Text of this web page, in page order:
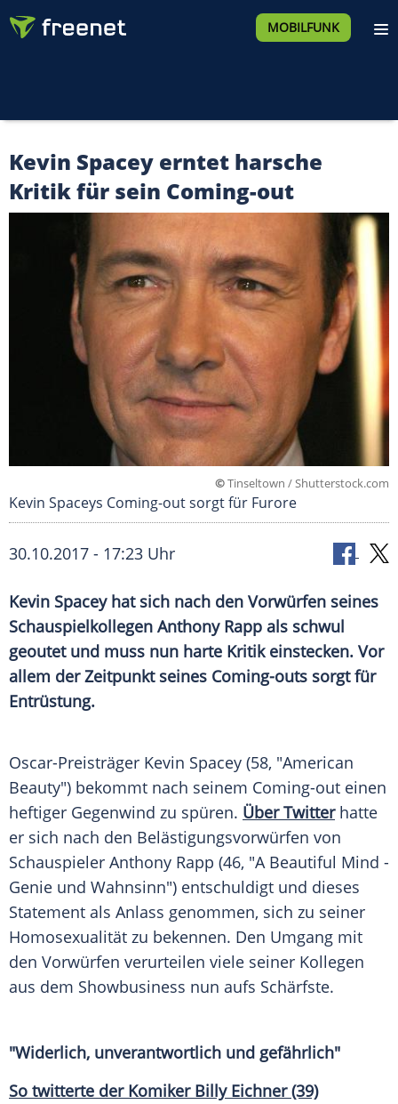
MOBILFUNK
Kevin Spacey erntet harsche
Kritik für sein Coming-out
©Tinseltown / Shutterstock.com
Kevin Spaceys Coming-out sorgt für Furore
30.10.2017 - 17:23 Uhr
Kevin Spaceyhat sich nach den Vorwürfen seines
Schauspielkollegen Anthony Rapp als schwul
geoutet und muss nun harte Kritik einstecken. Vor
allem der Zeitpunkt seines Coming-outs sorgt für
Entrüstung.
Oscar-Preisträger Kevin Spacey (58, "American
Beauty") bekommt nach seinem Coming-out einen
heftiger Gegenwind zu spüren. Über Twitterhatte
er sich nach den Belästigungsvorwürfen von
Schauspieler Anthony Rapp (46, "A Beautiful Mind -
Genie und Wahnsinn") entschuldigt und dieses
Statement als Anlass genommen, sich zu seiner
Homosexualität zu bekennen. Den Umgang mit
den Vorwürfen verurteilen viele seiner Kollegen
aus dem Showbusiness nun aufs Schärfste.
"Widerlich, unverantwortlich und gefährlich"
So twitterte der Komiker Billy Eichner (39)